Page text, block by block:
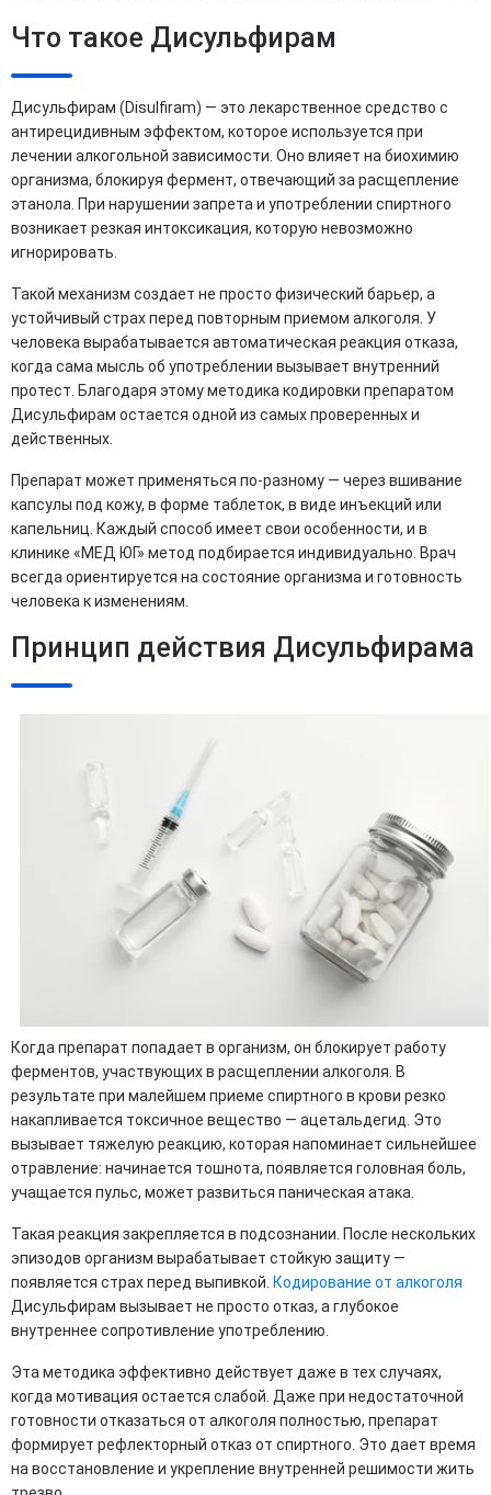
Что такое Дисульфирам
Дисульфирам (Disulfiram) — это лекарственное средство с
антирецидивным эффектом, которое используется при
лечении алкогольной зависимости. Оно влияет на биохимию
организма, блокируя фермент, отвечающий за расщепление
этанола. При нарушении запрета и употреблении спиртного
возникает резкая интоксикация, которую невозможно
игнорировать.
Такой механизм создает не просто физический барьер, а
устойчивый страх перед повторным приемом алкоголя. У
человека вырабатывается автоматическая реакция отказа,
когда сама мысль об употреблении вызывает внутренний
протест. Благодаря этому методика кодировки препаратом
Дисульфирам остается одной из самых проверенных и
действенных.
Препарат может применяться по-разному — через вшивание
капсулы под кожу, в форме таблеток, в виде инъекций или
капельниц. Каждый способ имеет свои особенности, и в
клинике «МЕД ЮГ» метод подбирается индивидуально. Врач
всегда ориентируется на состояние организма и готовность
человека к изменениям.
Принцип действия Дисульфирама
Когда препарат попадает в организм, он блокирует работу
ферментов, участвующих в расщеплении алкоголя. В
результате при малейшем приеме спиртного в крови резко
накапливается токсичное вещество — ацетальдегид. Это
вызывает тяжелую реакцию, которая напоминает сильнейшее
отравление: начинается тошнота, появляется головная боль,
учащается пульс, может развиться паническая атака.
Такая реакция закрепляется в подсознании. После нескольких
эпизодов организм вырабатывает стойкую защиту —
появляется страх перед выпивкой. Кодирование от алкоголя
Дисульфирам вызывает не просто отказ, а глубокое
внутреннее сопротивление употреблению.
Эта методика эффективно действует даже в тех случаях,
когда мотивация остается слабой. Даже при недостаточной
готовности отказаться от алкоголя полностью, препарат
формирует рефлекторный отказ от спиртного. Это дает время
на восстановление и укрепление внутренней решимости жить